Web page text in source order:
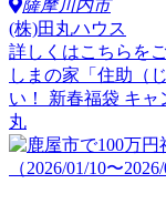
薩摩川内市
(株)田丸ハウス
詳しくはこちらを
しまの家「住助（
い！ 新春福袋 キャ
丸